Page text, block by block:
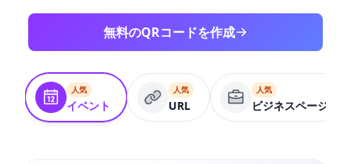
無料のQRコードを作成
人気
イベント
人気
URL
人気
ビジネスページ